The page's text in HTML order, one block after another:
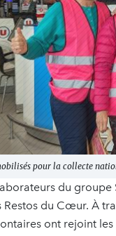
pour la collecte
du
du Cœur. À
ont rejoint